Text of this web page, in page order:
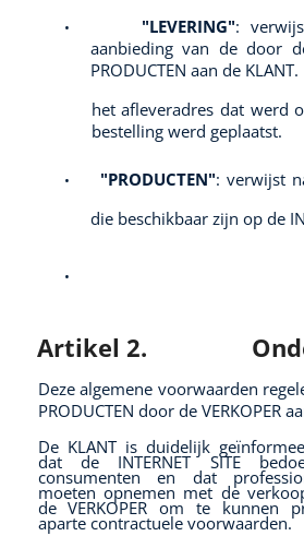
• "LEVERING":
aanbieding van de door
PRODUCTEN aan de KLANT.
het afleveradres dat werd
bestelling werd geplaatst.
• "PRODUCTEN": verwijst
die beschikbaar zijn op de
•
Artikel 2.
Deze algemene voorwaarden
PRODUCTEN door de VERKOPER
De KLANT is duidelijk
dat de INTERNET SITE
consumenten en dat
moeten opnemen met de
de VERKOPER om te kunnen
aparte contractuele voorwaarden.